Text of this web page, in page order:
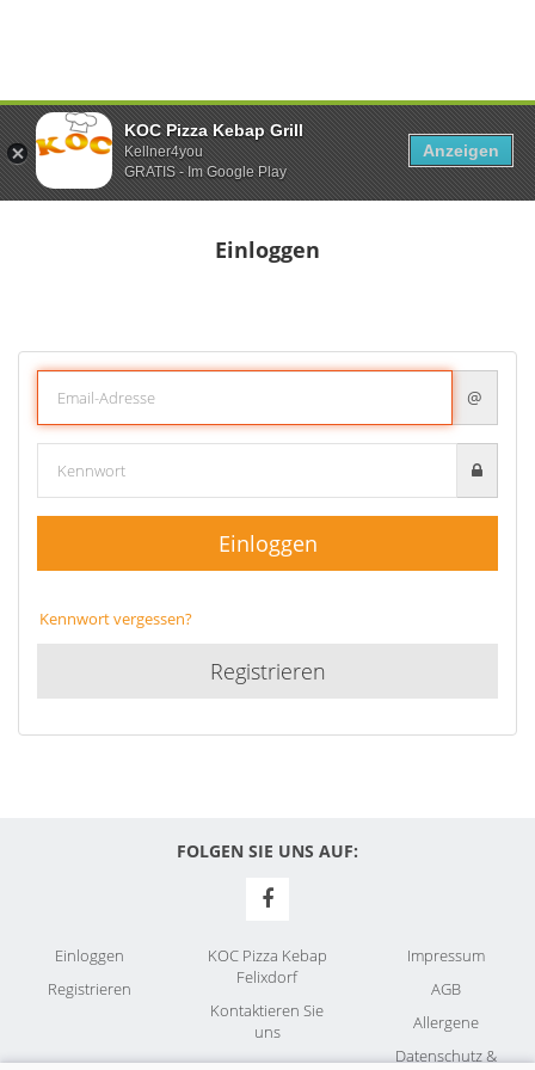
Einloggen
@
Einloggen
Kennwort vergessen?
Registrieren
FOLGEN SIE UNS AUF:
Einloggen
Registrieren
KOC Pizza Kebap
Felixdorf
Kontaktieren Sie
uns
Impressum
AGB
Allergene
Datenschutz &
KOC Pizza Kebap Grill
Kellner4you
GRATIS - Im Google Play
Anzeigen